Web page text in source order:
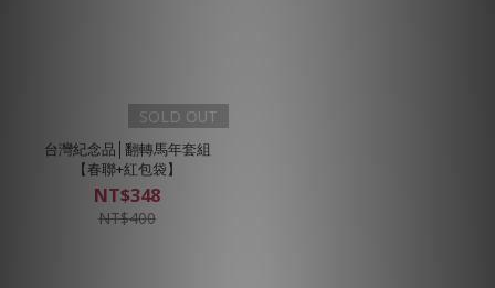
SOLD OUT
台灣紀念品│翻轉馬年套組
【春聯+紅包袋】
NT$348
NT$400